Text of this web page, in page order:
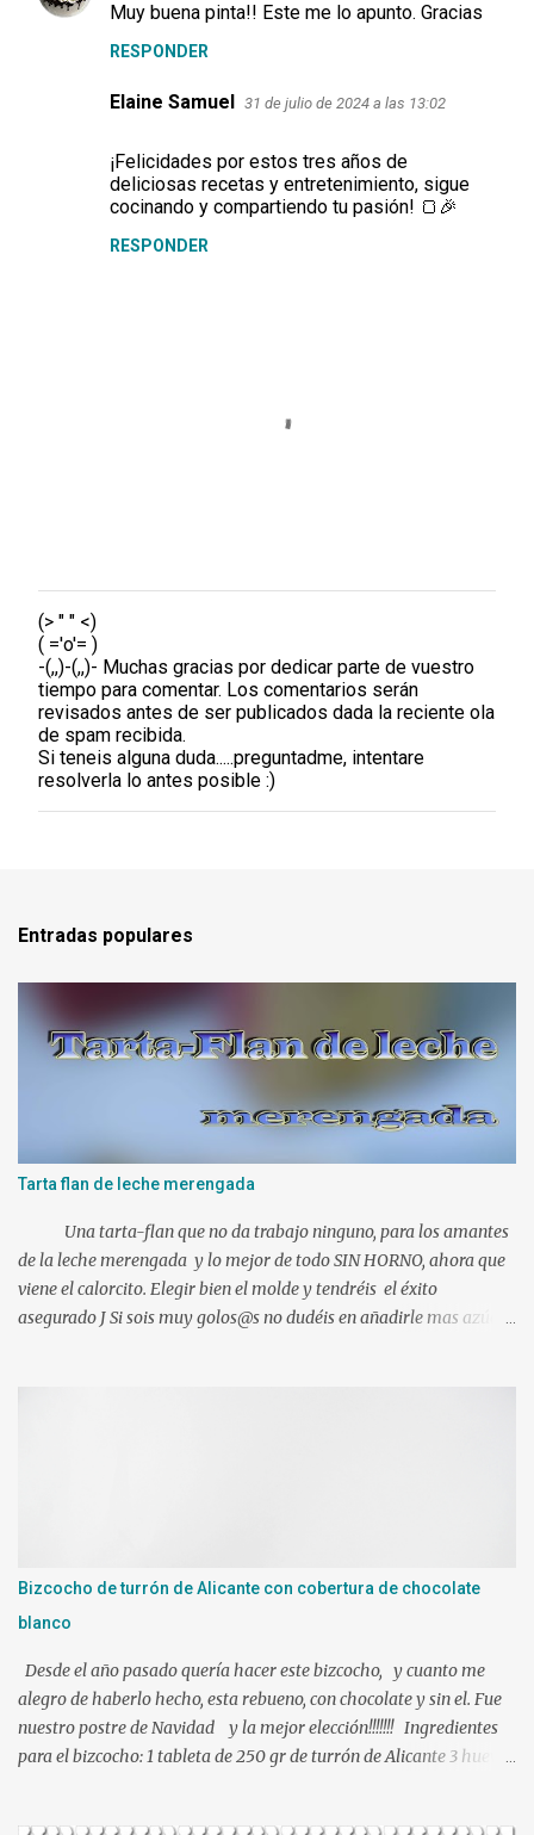
Muy buena pinta!! Este me lo apunto. Gracias
RESPONDER
Elaine Samuel 31 de julio de 2024 a las 13:02
¡Felicidades por estos tres años de
deliciosas recetas y entretenimiento, sigue
cocinando y compartiendo tu pasión! 🍞🎉
RESPONDER
P
u
b
l
i
c
a
r
u
n
r
i
(> " " <)
( ='o'= )
-(,,)-(,,)- Muchas gracias por dedicar parte de vuestro
tiempo para comentar. Los comentarios serán
revisados antes de ser publicados dada la reciente ola
de spam recibida.
Si teneis alguna duda.....preguntadme, intentare
resolverla lo antes posible :)
Entradas populares
Tarta flan de leche merengada
Una tarta-flan que no da trabajo ninguno, para los amantes
de la leche merengada y lo mejor de todo SIN HORNO, ahora que
viene el calorcito. Elegir bien el molde y tendréis el éxito
asegurado J Si sois muy golos@s no dudéis en añadirle mas azúcar.
posibl...
Bizcocho de turrón de Alicante con cobertura de chocolate
blanco
Desde el año pasado quería hacer este bizcocho, y cuanto me
alegro de haberlo hecho, esta rebueno, con chocolate y sin el. Fue
nuestro postre de Navidad y la mejor elección!!!!!!! Ingredientes
para el bizcocho: 1 tableta de 250 gr de turrón de Alicante 3 huevos